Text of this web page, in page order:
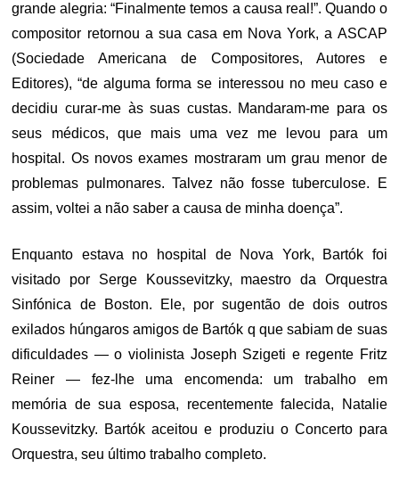
grande alegria: “Finalmente temos a causa real!”. Quando o
compositor retornou a sua casa em Nova York, a ASCAP
(Sociedade Americana de Compositores, Autores e
Editores), “de alguma forma se interessou no meu caso e
decidiu curar-me às suas custas. Mandaram-me para os
seus médicos, que mais uma vez me levou para um
hospital. Os novos exames mostraram um grau menor de
problemas pulmonares. Talvez não fosse tuberculose. E
assim, voltei a não saber a causa de minha doença”.
Enquanto estava no hospital de Nova York, Bartók foi
visitado por Serge Koussevitzky, maestro da Orquestra
Sinfónica de Boston. Ele, por sugentão de dois outros
exilados húngaros amigos de Bartók q que sabiam de suas
dificuldades — o violinista Joseph Szigeti e regente Fritz
Reiner — fez-lhe uma encomenda: um trabalho em
memória de sua esposa, recentemente falecida, Natalie
Koussevitzky. Bartók aceitou e produziu o Concerto para
Orquestra, seu último trabalho completo.